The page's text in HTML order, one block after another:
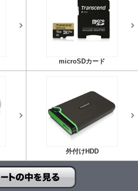
microSDカード
外付けHDD